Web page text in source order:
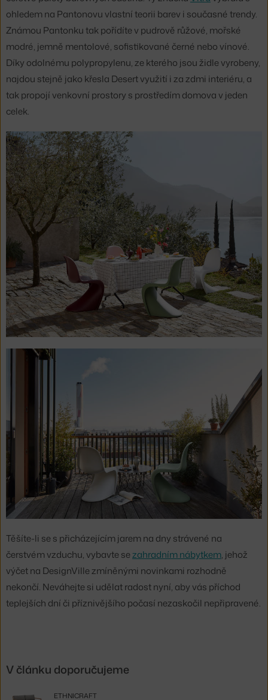
ohledem na Pantonovu vlastní teorii barev i současné trendy.
Známou Pantonku tak pořídíte v pudrově růžové, mořské
modré, jemně mentolové, sofistikované černé nebo vínové.
Díky odolnému polypropylenu, ze kterého jsou židle vyrobeny,
najdou stejně jako křesla Desert využití i za zdmi interiéru, a
tak propojí venkovní prostory s prostředím domova v jeden
celek.
Těšíte-li se s přicházejícím jarem na dny strávené na
čerstvém vzduchu, vybavte sezahradním nábytkem, jehož
výčet na DesignVille zmíněnými novinkami rozhodně
nekončí. Neváhejte si udělat radost nyní, aby vás příchod
teplejších dní či příznivějšího počasí nezaskočil nepřipravené.
V článku doporučujeme
ETHNICRAFT